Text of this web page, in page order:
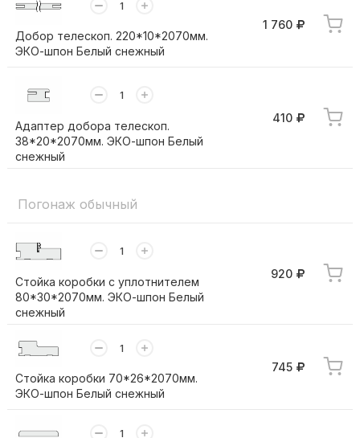
Добор телескоп. 220*10*2070мм.
ЭКО-шпон Белый снежный
1 760
Адаптер добора телескоп.
38*20*2070мм. ЭКО-шпон Белый
снежный
410
Погонаж обычный
Стойка коробки с уплотнителем
80*30*2070мм. ЭКО-шпон Белый
снежный
920
Стойка коробки 70*26*2070мм.
ЭКО-шпон Белый снежный
745